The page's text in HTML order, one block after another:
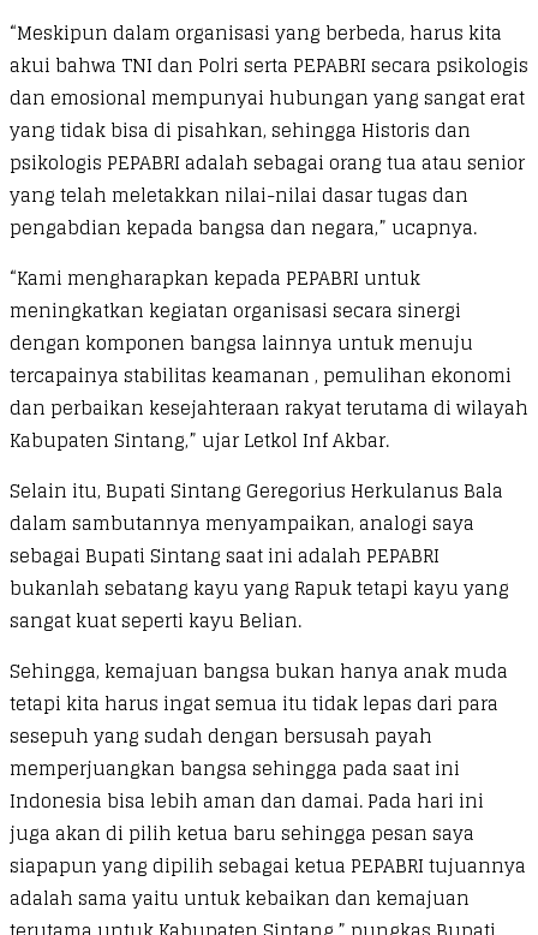
“Meskipun dalam organisasi yang berbeda, harus kita
akui bahwa TNI dan Polri serta PEPABRI secara psikologis
dan emosional mempunyai hubungan yang sangat erat
yang tidak bisa di pisahkan, sehingga Historis dan
psikologis PEPABRI adalah sebagai orang tua atau senior
yang telah meletakkan nilai-nilai dasar tugas dan
pengabdian kepada bangsa dan negara,” ucapnya.
“Kami mengharapkan kepada PEPABRI untuk
meningkatkan kegiatan organisasi secara sinergi
dengan komponen bangsa lainnya untuk menuju
tercapainya stabilitas keamanan , pemulihan ekonomi
dan perbaikan kesejahteraan rakyat terutama di wilayah
Kabupaten Sintang,” ujar Letkol Inf Akbar.
Selain itu, Bupati Sintang Geregorius Herkulanus Bala
dalam sambutannya menyampaikan, analogi saya
sebagai Bupati Sintang saat ini adalah PEPABRI
bukanlah sebatang kayu yang Rapuk tetapi kayu yang
sangat kuat seperti kayu Belian.
Sehingga, kemajuan bangsa bukan hanya anak muda
tetapi kita harus ingat semua itu tidak lepas dari para
sesepuh yang sudah dengan bersusah payah
memperjuangkan bangsa sehingga pada saat ini
Indonesia bisa lebih aman dan damai. Pada hari ini
juga akan di pilih ketua baru sehingga pesan saya
siapapun yang dipilih sebagai ketua PEPABRI tujuannya
adalah sama yaitu untuk kebaikan dan kemajuan